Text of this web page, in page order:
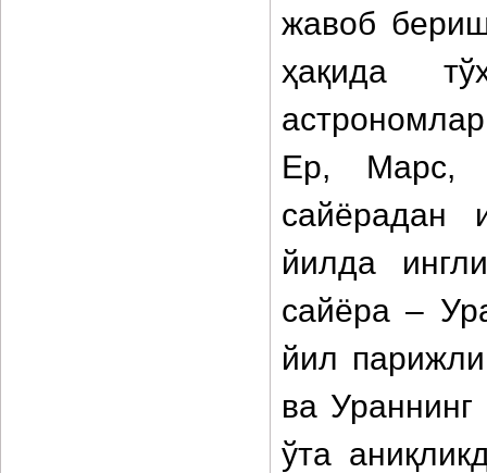
жавоб
ҳақида
Ер, Марс,
сайёрадан
йилда
сайёра –
йил
ва
ўта